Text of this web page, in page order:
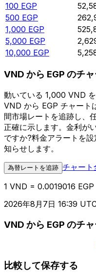
100 EGP
500 EGP
1,000 EGP
5,000 EGP
10,000 EGP
VND から EGP のチャ
動いている 1,000 VND
VND から EGP チャート
間市場レートを追跡し、
正確に示します。金利が
ですか?料金アラートを
知らせします。
為替レートを追跡 チャート
1 VND = 0.0019016 EGP
2026年8月7日 16:39
VND から EGP のチャ
比較して保存する